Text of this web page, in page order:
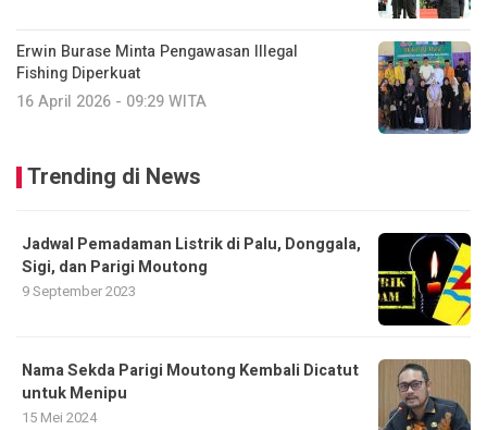
Erwin Burase Minta Pengawasan Illegal
Fishing Diperkuat
16 April 2026 - 09:29 WITA
Trending di News
Jadwal Pemadaman Listrik di Palu, Donggala,
Sigi, dan Parigi Moutong
9 September 2023
Nama Sekda Parigi Moutong Kembali Dicatut
untuk Menipu
15 Mei 2024